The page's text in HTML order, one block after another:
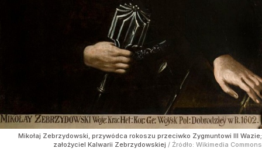
Mikołaj Zebrzydowski, przywódca rokoszu przeciwko Zygmuntowi III Wazie;
założyciel Kalwarii Zebrzydowskiej / Źródło: Wikimedia Commons